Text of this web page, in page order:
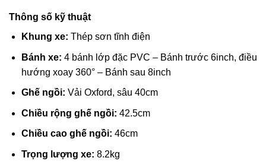
Thông số kỹ thuật
Khung xe: Thép sơn tĩnh điện
Bánh xe: 4 bánh lớp đặc PVC – Bánh trước 6inch, điều
hướng xoay 360° – Bánh sau 8inch
Ghế ngồi: Vải Oxford, sâu 40cm
Chiều rộng ghế ngồi: 42.5cm
Chiều cao ghế ngồi: 46cm
Trọng lượng xe: 8.2kg